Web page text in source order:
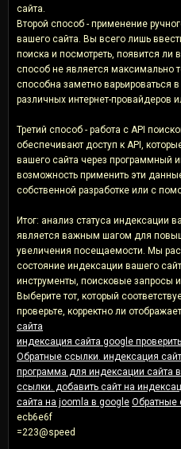
сайта.
Второй способ - применение
вашего сайта. Вы всего лишь
поиска и посмотреть, появится
способ не является максимально
способна заметно варьироваться
различных интернет-провайдеров
Третий способ - работа с API
обеспечивают доступ к API,
вашего сайта через программный
возможность применить эти
собственной разработке или с
Итог: анализ статуса индексации
является важным шагом для
увеличения посещаемости. Мы
состояние индексации вашего
инструменты, поисковые запросы
Выберите тот, который
проверьте, корректно ли
сайта
индексация сайта google проверить
Обратные ссылки. индексация
программа для индексации сайта
ссылки. добавить сайт на
сайта на joomla в google Обратные
ecb6e6f
=223@speed